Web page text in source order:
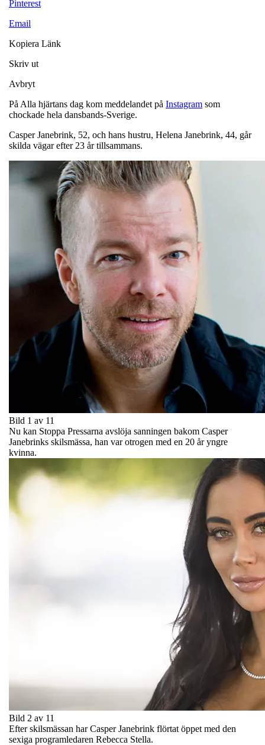
Pinterest
Email
Kopiera Länk
Skriv ut
Avbryt
På Alla hjärtans dag kom meddelandet på Instagram som
chockade hela dansbands-Sverige.
Casper Janebrink, 52, och hans hustru, Helena Janebrink, 44, går
skilda vägar efter 23 år tillsammans.
Bild 1 av 11
Nu kan Stoppa Pressarna avslöja sanningen bakom Casper
Janebrinks skilsmässa, han var otrogen med en 20 år yngre
kvinna.
Bild 2 av 11
Efter skilsmässan har Casper Janebrink flörtat öppet med den
sexiga programledaren Rebecca Stella.